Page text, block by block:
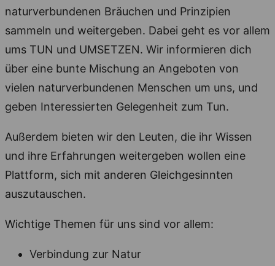
naturverbundenen Bräuchen und Prinzipien
sammeln und weitergeben. Dabei geht es vor allem
ums TUN und UMSETZEN. Wir informieren dich
über eine bunte Mischung an Angeboten von
vielen naturverbundenen Menschen um uns, und
geben Interessierten Gelegenheit zum Tun.
Außerdem bieten wir den Leuten, die ihr Wissen
und ihre Erfahrungen weitergeben wollen eine
Plattform, sich mit anderen Gleichgesinnten
auszutauschen.
Wichtige Themen für uns sind vor allem:
Verbindung zur Natur